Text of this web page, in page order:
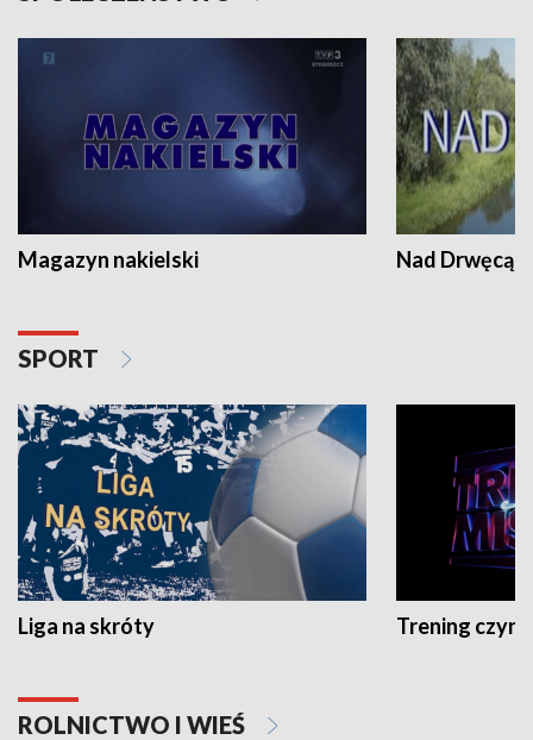
Magazyn nakielski Nad Drwęcą
SPORT
Liga na skróty Trening czyni
ROLNICTWO I WIEŚ